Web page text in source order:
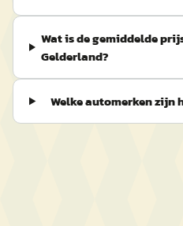
Wat is de gemiddelde
Gelderland?
Welke automerken zijn